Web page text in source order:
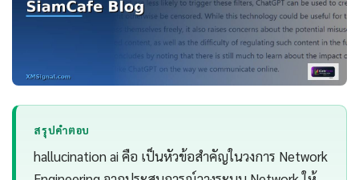
สรุปคำตอบ
hallucination ai คือ เป็นหัวข้อสำคัญในวงการ Network